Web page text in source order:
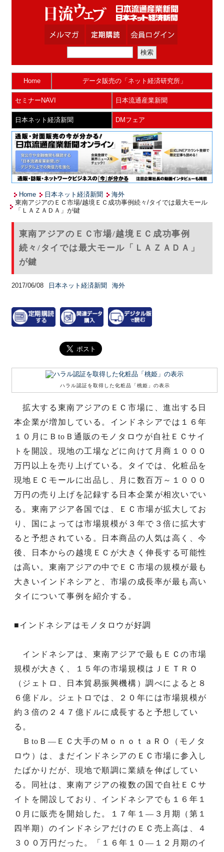
Home データ販売の「ネット経済研究所」
セミナーNAVI 日本流通産業新聞
日本ネット経済新聞 DMフェア
Home 日本ネット経済新聞
海外
東南アジアのＥＣ市場/越境ＥＣ成功事例続々/タイでは最大モール
「ＬＡＺＡＤＡ」が鍵
東南アジアのＥＣ市場/越境ＥＣ成功事例
続々/タイでは最大モール「ＬＡＺＡＤＡ」
が鍵
2017/06/08 日本ネット経済新聞 海外
ハラル認証を取得した化粧品「桃姫」の表示
拡大する東南アジアのＥＣ市場に、進出する日
本企業が増加している。インドネシアでは１６年
１０月にＢtoＢ通販のモノタロウが自社ＥＣサイ
トを開設。現地の工場などに向けて月商１０００
万円以上を売り上げている。タイでは、化粧品を
現地ＥＣモールに出品し、月に数百万～１０００
万円の売り上げを記録する日本企業が相次いでい
る。東南アジア各国では、ＥＣ市場が拡大してお
り、国によっては市場規模が３年で３倍に拡大す
ると予想されている。日本商品の人気は高く、今
後、日本からの越境ＥＣが大きく伸長する可能性
は高い。東南アジアの中でＥＣ市場の規模が最も
大きいインドネシアと、市場の成長率が最も高い
タイについて事例を紹介する。
■インドネシアはモノタロウが好調
インドネシアは、東南アジアで最もＥＣの市場
規模が大きく、１５年の市場規模はＪＥＴＲＯ
（ジェトロ、日本貿易振興機構）調べによると８
６億ドル。ジェトロでは、２０年には市場規模が
約３倍の２４７億ドルに成長すると予想してい
る。
ＢtoＢ—ＥＣ大手のＭｏｎｏｔａＲＯ（モノタ
ロウ）は、まだインドネシアのＥＣ市場に参入し
たばかりだが、現地で順調に業績を伸ばしてい
る。同社は、東南アジアの複数の国で自社ＥＣサ
イトを開設しており、インドネシアでも１６年１
０月に販売を開始した。１７年１—３月期（第１
四半期）のインドネシアだけのＥＣ売上高は、４
３００万円だった。「１６年１０—１２月期のイ